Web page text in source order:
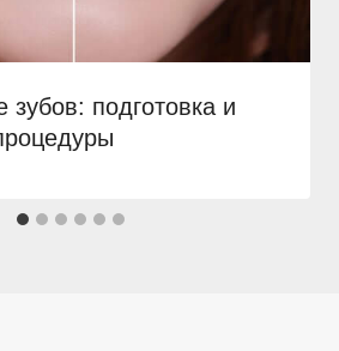
зубов: подготовка и